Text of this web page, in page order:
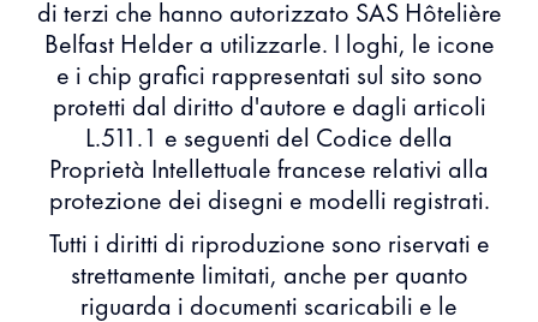
di terzi che hanno autorizzato SAS Hôtelière
Belfast Helder a utilizzarle. I loghi, le icone
e i chip grafici rappresentati sul sito sono
protetti dal diritto d'autore e dagli articoli
L.511.1 e seguenti del Codice della
Proprietà Intellettuale francese relativi alla
protezione dei disegni e modelli registrati.
Tutti i diritti di riproduzione sono riservati e
strettamente limitati, anche per quanto
riguarda i documenti scaricabili e le